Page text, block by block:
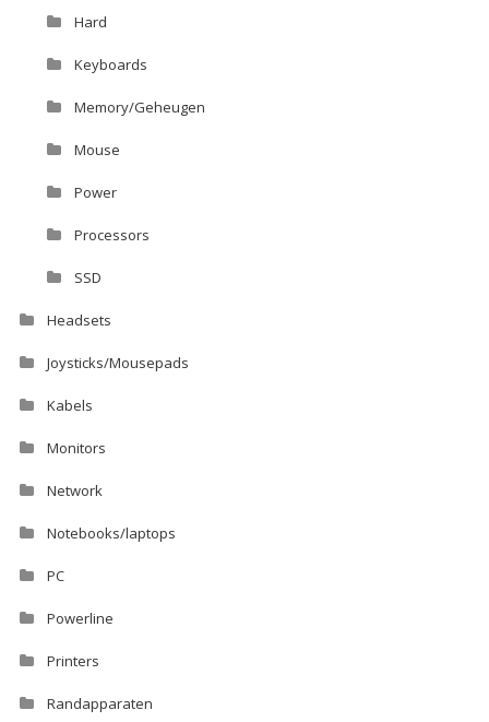
Hard
Keyboards
Memory/Geheugen
Mouse
Power
Processors
SSD
Headsets
Joysticks/Mousepads
Kabels
Monitors
Network
Notebooks/laptops
PC
Powerline
Printers
Randapparaten